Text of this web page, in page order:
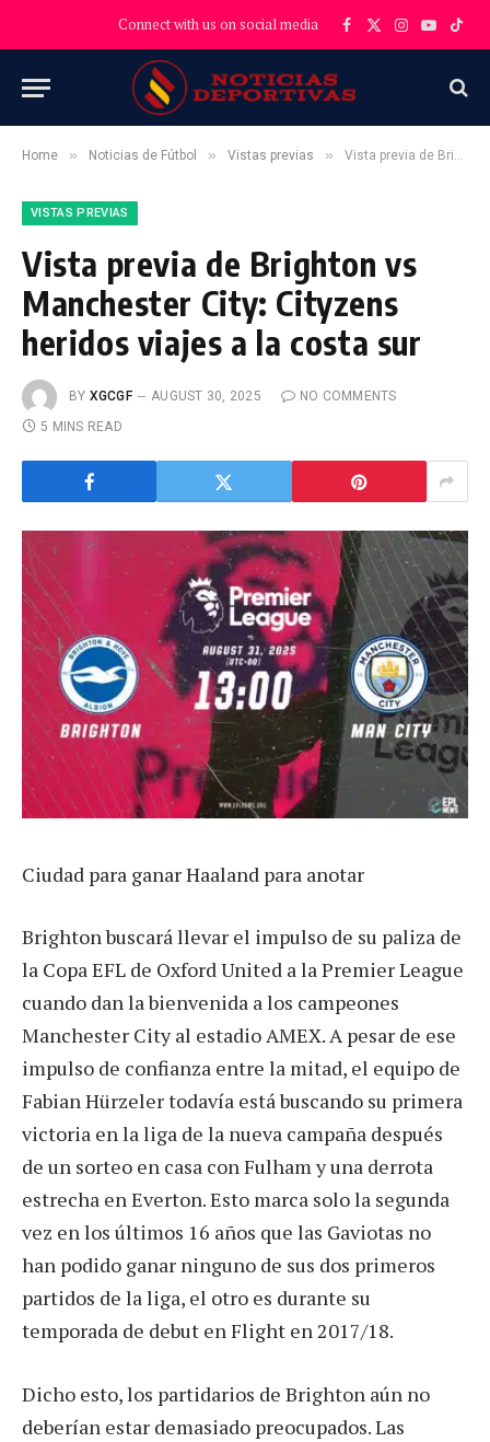
Connect with us on social media Facebook
X
Instagram
YouTube
Home » Noticias de Fútbol » Vistas previas » Vista previa de Brighton vs Manchester City: Cityzens heridos viajes a la costa sur
VISTAS PREVIAS
Vista previa de Brighton vs
Manchester City: Cityzens
heridos viajes a la costa sur
BY XGCGF AUGUST 30, 2025
NO COMMENTS
5 MINS READ
Ciudad para ganar Haaland para anotar
Brighton buscará llevar el impulso de su paliza de
la Copa EFL de Oxford United a la Premier League
cuando dan la bienvenida a los campeones
Manchester City al estadio AMEX. A pesar de ese
impulso de confianza entre la mitad, el equipo de
Fabian Hürzeler todavía está buscando su primera
victoria en la liga de la nueva campaña después
de un sorteo en casa con Fulham y una derrota
estrecha en Everton. Esto marca solo la segunda
vez en los últimos 16 años que las Gaviotas no
han podido ganar ninguno de sus dos primeros
partidos de la liga, el otro es durante su
temporada de debut en Flight en 2017/18.
Dicho esto, los partidarios de Brighton aún no
deberían estar demasiado preocupados. Las